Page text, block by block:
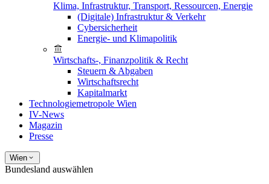
Klima, Infrastruktur, Transport, Ressourcen, Energie
(Digitale) Infrastruktur & Verkehr
Cybersicherheit
Energie- und Klimapolitik
Wirtschafts-, Finanzpolitik & Recht
Steuern & Abgaben
Wirtschaftsrecht
Kapitalmarkt
Technologiemetropole Wien
IV-News
Magazin
Presse
Wien
Bundesland auswählen